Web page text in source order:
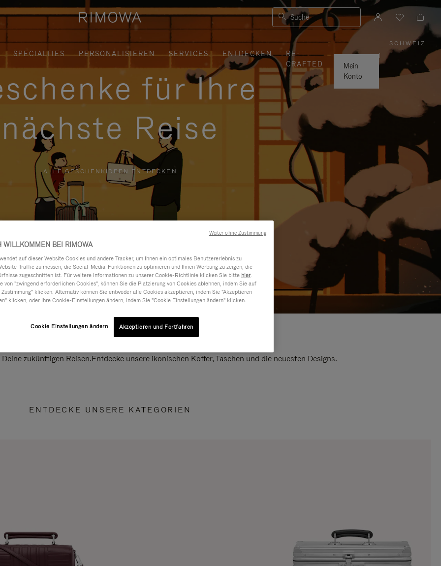
Suche
SPECIALTIES PERSONALISIEREN SERVICES ENTDECKEN
RE-
CRAFTED
Mein
Konto
SCHWEIZ
,
WÄHLEN
IHRE
REGION
AUS
|
für Ihre
nächste Reise
ALLE GESCHENKIDEEN ENTDECKEN
zukünftigen Reisen.Entdecke unsere ikonischen Koffer, Taschen und die neuesten Designs.
ENTDECKE UNSERE KATEGORIEN
WILLKOMMEN BEI RIMOWA
auf dieser Website Cookies und andere Tracker, um Ihnen ein optimales Benutzererlebnis zu
Traffic zu messen, die Social-Media-Funktionen zu optimieren und Ihnen Werbung zu zeigen, die
zugeschnitten ist. Für weitere Informationen zu unserer Cookie-Richtlinie klicken Sie bitte hier.
von "zwingend erforderlichen Cookies", können Sie die Platzierung von Cookies ablehnen, indem Sie auf
klicken. Alternativ können Sie entweder alle Cookies akzeptieren, indem Sie "Akzeptieren
klicken, oder Ihre Cookie-Einstellungen ändern, indem Sie "Cookie Einstellungen ändern" klicken.
Cookie Einstellungen ändern Akzeptieren und Fortfahren
Weiter ohne Zustimmung